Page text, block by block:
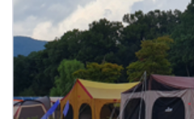
캠핑장(9월1일~6일)